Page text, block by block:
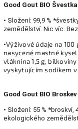
Good Gout BIO
• Složení: 99,9 %
zemědělství. Nic víc. Bez
•Výživové údaje na
nasycené mastné
vláknina 1,5 g,
vyskytujícím sodíkem
Good Gout BIO
• Složení: 55 %
ekologického